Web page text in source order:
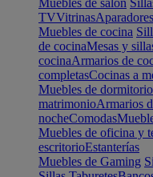
Muebles de salón
TVVitrinasAparadores
Muebles de cocina
de cocinaMesas y
cocinaArmarios de
completasCocinas a
Muebles de dormitorio
matrimonioArmarios
nocheComodas
Muebles de oficina y
escritorioEstanterías
Muebles de Gaming